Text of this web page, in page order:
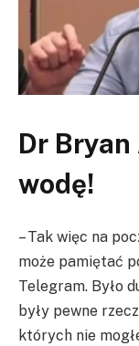
Dr Bryan
wodę!
– Tak więc na
może pamiętać
Telegram. Było
były pewne
których nie